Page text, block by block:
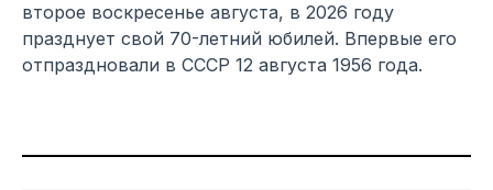
второе воскресенье августа, в 2026 году
празднует свой 70-летний юбилей. Впервые его
отпраздновали в СССР 12 августа 1956 года.